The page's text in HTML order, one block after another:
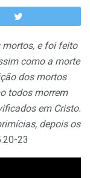
mortos, e foi feito
como a morte
dos mortos
todos morrem
em Cristo.
depois os
23